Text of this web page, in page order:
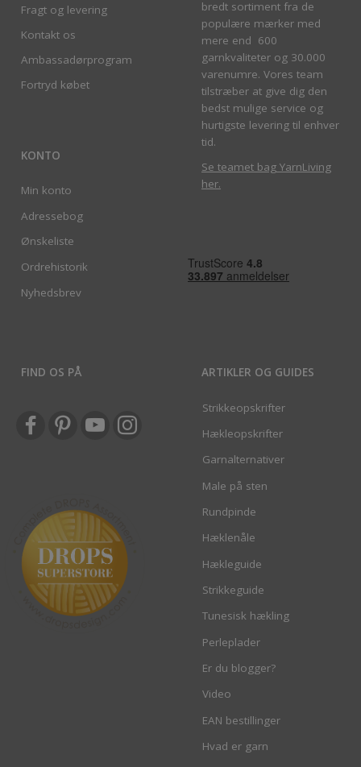
Fragt og levering
Kontakt os
Ambassadørprogram
Fortryd købet
KONTO
Min konto
Adressebog
Ønskeliste
Ordrehistorik
Nyhedsbrev
bredt sortiment fra de
populære mærker med
mere end 600
garnkvaliteter og 30.000
varenumre. Vores team
tilstræber at give dig den
bedst mulige service og
hurtigste levering til enhver
tid.
Se teamet bag YarnLiving
her.
FIND OS PÅ ARTIKLER OG GUIDES
Strikkeopskrifter
Hækleopskrifter
Garnalternativer
Male på sten
Rundpinde
Hæklenåle
Hækleguide
Strikkeguide
Tunesisk hækling
Perleplader
Er du blogger?
Video
EAN bestillinger
Hvad er garn